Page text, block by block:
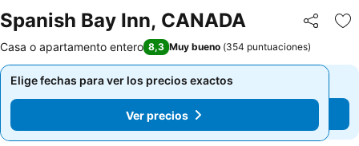
Spanish Bay Inn, CANADA Compartir
Casa o apartamento entero 8,3 Muy bueno (354 puntuaciones)
Elige fechas para ver los precios exactos
Ver precios
Elige fechas para ver los precios exactos
Ver precios